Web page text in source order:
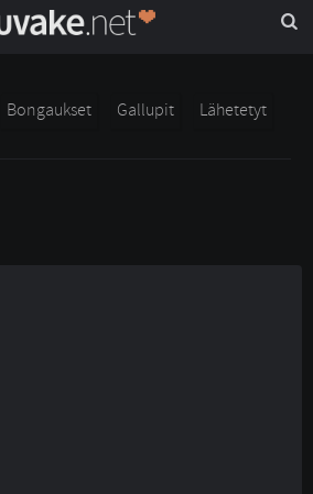
Bongaukset Gallupit
Lähetetyt